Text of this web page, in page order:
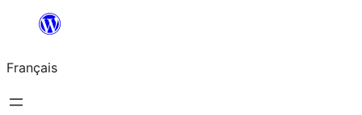
contenu
Français